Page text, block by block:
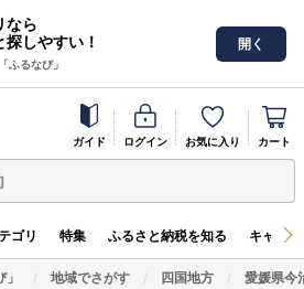
なら
しやすい！
ふるなび」
開く
ガイド ログイン お気に入り カート
ゴリ 特集 ふるさと納税を知る キャン
地域でさがす 四国地方 愛媛県今